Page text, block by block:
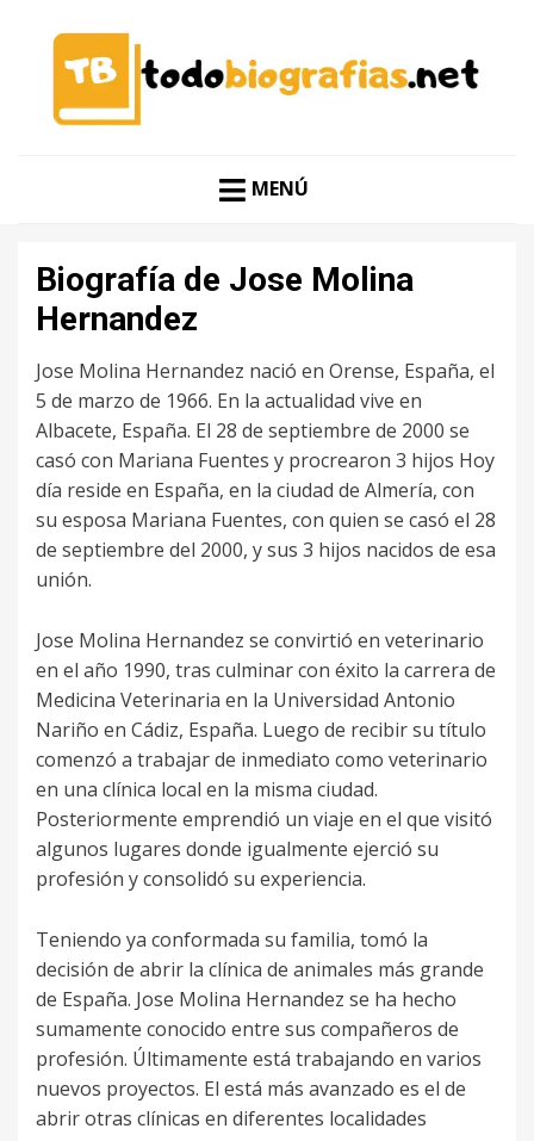
TODO BIOGRAFÍAS
MENÚ
Biografía de Jose Molina
Hernandez
Jose Molina Hernandez nació en Orense, España, el
5 de marzo de 1966. En la actualidad vive en
Albacete, España. El 28 de septiembre de 2000 se
casó con Mariana Fuentes y procrearon 3 hijos Hoy
día reside en España, en la ciudad de Almería, con
su esposa Mariana Fuentes, con quien se casó el 28
de septiembre del 2000, y sus 3 hijos nacidos de esa
unión.
Jose Molina Hernandez se convirtió en veterinario
en el año 1990, tras culminar con éxito la carrera de
Medicina Veterinaria en la Universidad Antonio
Nariño en Cádiz, España. Luego de recibir su título
comenzó a trabajar de inmediato como veterinario
en una clínica local en la misma ciudad.
Posteriormente emprendió un viaje en el que visitó
algunos lugares donde igualmente ejerció su
profesión y consolidó su experiencia.
Teniendo ya conformada su familia, tomó la
decisión de abrir la clínica de animales más grande
de España. Jose Molina Hernandez se ha hecho
sumamente conocido entre sus compañeros de
profesión. Últimamente está trabajando en varios
nuevos proyectos. El está más avanzado es el de
abrir otras clínicas en diferentes localidades